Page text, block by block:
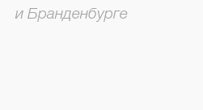
и Бранденбурге